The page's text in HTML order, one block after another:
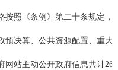
按照《条例》第二十条规定
预决算、公共资源配置、重大
网站主动公开政府信息共计